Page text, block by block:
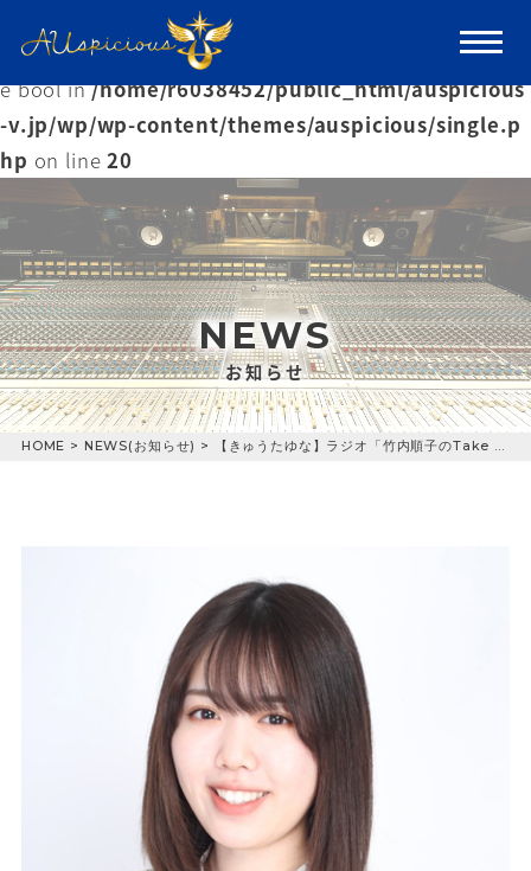
Warning: Trying to access array offset on value of typ
e bool in/home/r6038452/public_html/auspicious
-v.jp/wp/wp-content/themes/auspicious/single.p
hp on line20
NEWS
お知らせ
HOME > NEWS(お知らせ) > 【きゅうたゆな】ラジオ「竹内順子のTake a Chanceラジオ！」に出演